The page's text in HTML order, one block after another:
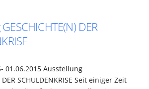
DER
01.06.2015 Ausstellung
DER SCHULDENKRISE Seit einiger Zeit